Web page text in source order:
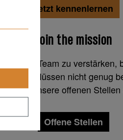
Jetzt kennenlernen
Join the mission
unser Team zu verstärken,
von Nüssen nicht genug
check unsere offenen Stellen
Offene Stellen